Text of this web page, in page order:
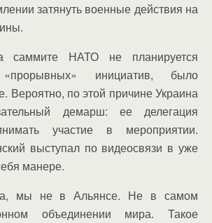
затянуть военные действия на
НАТО не планируется
«прорывных» инициатив, было
Вероятно, по этой причине Украина
демарш: ее делегация
участие в мероприятии.
выступал по видеосвязи в уже
манере.
мы не в Альянсе. Не в самом
объединении мира. Такое